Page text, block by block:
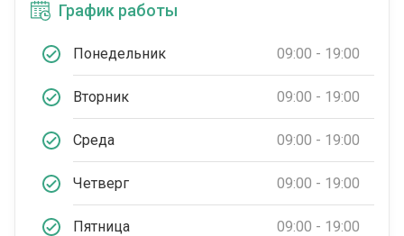
График работы
Понедельник 09:00 - 19:00
Вторник 09:00 - 19:00
Среда 09:00 - 19:00
Четверг 09:00 - 19:00
Пятница 09:00 - 19:00